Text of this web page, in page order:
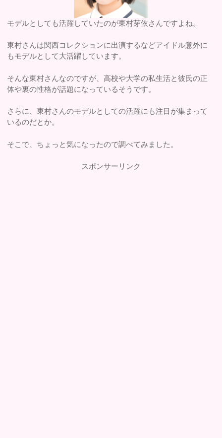
モデルとしても活躍していたのが東村芽依さんですよね。
東村さんは関西コレクションに出演するなどアイドル意外に
もモデルとして大活躍しています。
そんな東村さんなのですが、高校や大学の私生活と彼氏の正
体や裏の性格が話題になっているそうです。
さらに、東村さんのモデルとしての活躍にも注目が集まって
いるのだとか。
そこで、ちょっと気になったので調べてみました。
スポンサーリンク